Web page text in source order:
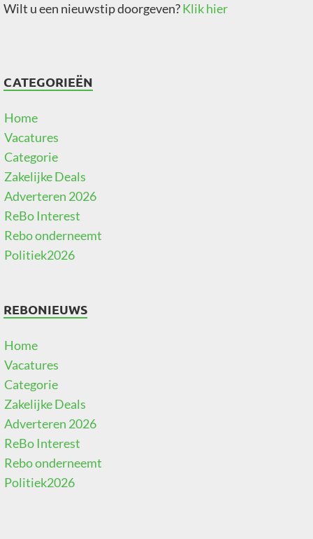
Wilt u een nieuwstip doorgeven?Klik hier
CATEGORIEËN
Home
Vacatures
Categorie
Zakelijke Deals
Adverteren 2026
ReBo Interest
Rebo onderneemt
Politiek2026
REBONIEUWS
Home
Vacatures
Categorie
Zakelijke Deals
Adverteren 2026
ReBo Interest
Rebo onderneemt
Politiek2026